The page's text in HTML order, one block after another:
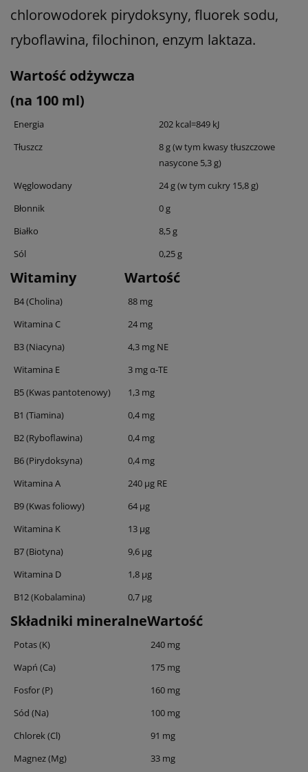
chlorowodorek pirydoksyny, fluorek sodu,
ryboflawina, filochinon, enzym laktaza.
Wartość odżywcza
(na 100 ml)
Energia
202 kcal=849 kJ
Tłuszcz
8 g (w tym kwasy tłuszczowe
nasycone 5,3 g)
Węglowodany
24 g (w tym cukry 15,8 g)
Błonnik
0 g
Białko
8,5 g
Sól
0,25 g
Witaminy Wartość
B4 (Cholina)
88 mg
Witamina C
24 mg
B3 (Niacyna)
4,3 mg NE
Witamina E
3 mg α-TE
B5 (Kwas pantotenowy)
1,3 mg
B1 (Tiamina)
0,4 mg
B2 (Ryboflawina)
0,4 mg
B6 (Pirydoksyna)
0,4 mg
Witamina A
240 μg RE
B9 (Kwas foliowy)
64 μg
Witamina K
13 μg
B7 (Biotyna)
9,6 μg
Witamina D
1,8 μg
B12 (Kobalamina)
0,7 μg
Składniki mineralneWartość
Potas (K)
240 mg
Wapń (Ca)
175 mg
Fosfor (P)
160 mg
Sód (Na)
100 mg
Chlorek (Cl)
91 mg
Magnez (Mg)
33 mg